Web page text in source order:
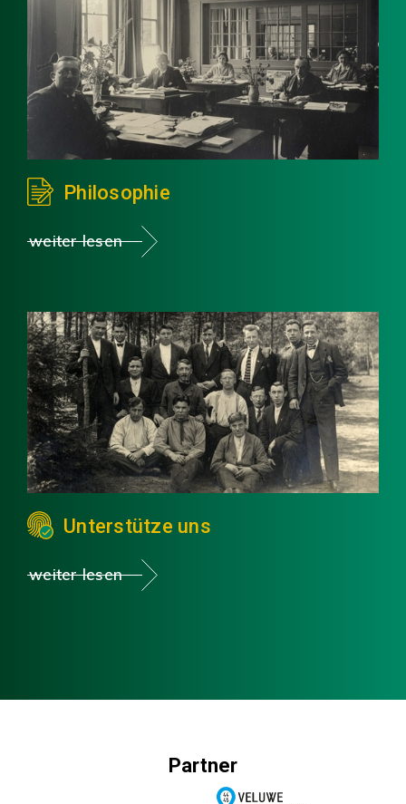
Philosophie
weiter lesen
Unterstütze uns
weiter lesen
Partner